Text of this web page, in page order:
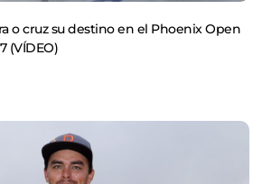
o cruz su destino en el Phoenix Open
(VÍDEO)